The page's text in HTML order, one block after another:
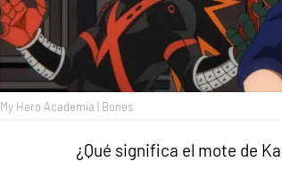
My Hero Academia | Bones
¿Qué significa el mote de